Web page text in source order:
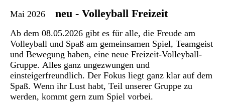
Mai 2026 neu - Volleyball Freizeit
Ab dem 08.05.2026 gibt es für alle, die Freude am
Volleyball und Spaß am gemeinsamen Spiel, Teamgeist
und Bewegung haben, eine neue Freizeit-Volleyball-
Gruppe. Alles ganz ungezwungen und
einsteigerfreundlich. Der Fokus liegt ganz klar auf dem
Spaß. Wenn ihr Lust habt, Teil unserer Gruppe zu
werden, kommt gern zum Spiel vorbei.